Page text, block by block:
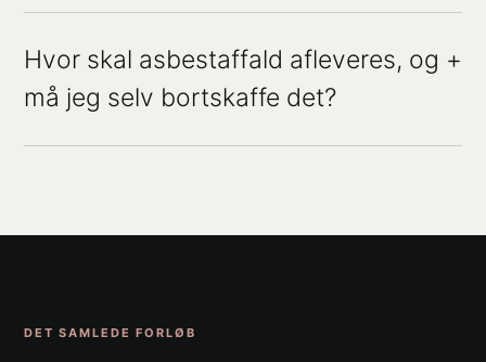
Hvor skal asbestaffald afleveres, og
må jeg selv bortskaffe det?
+
DET SAMLEDE FORLØB